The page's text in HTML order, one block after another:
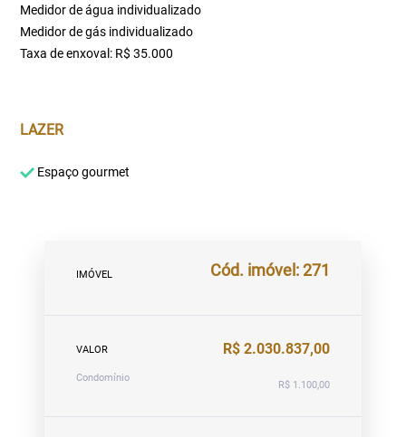
Medidor de água individualizado
Medidor de gás individualizado
Taxa de enxoval: R$ 35.000
LAZER
Espaço gourmet
IMÓVEL Cód. imóvel: 271
VALOR R$ 2.030.837,00
Condomínio
R$ 1.100,00